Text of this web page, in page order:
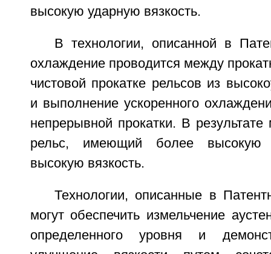
высокую ударную вязкость.
В технологии, описанной в
охлаждение проводится между
чистовой прокатке рельсов из
и выполнение ускоренного
непрерывной прокатки. В
рельс, имеющий более высокую
высокую вязкость.
Технологии, описанные в
могут обеспечить измельчение
определенного уровня и